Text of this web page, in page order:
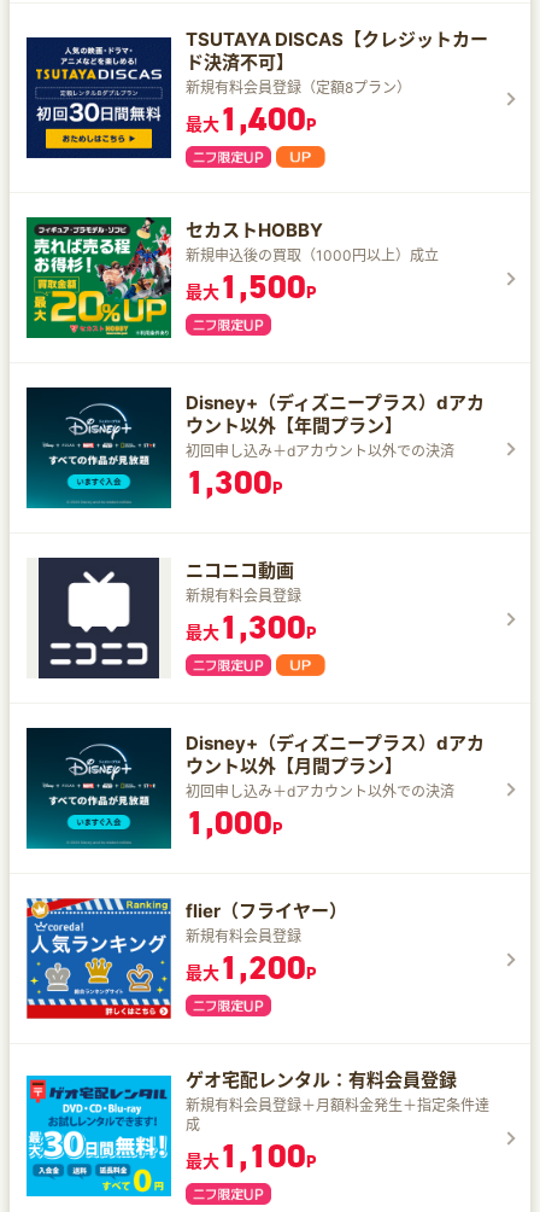
TSUTAYA DISCAS【クレジットカー
ド決済不可】
新規有料会員登録（定額8プラン）
最大1,400P
セカストHOBBY
新規申込後の買取（1000円以上）成立
最大1,500P
Disney+（ディズニープラス）dアカ
ウント以外【年間プラン】
初回申し込み＋dアカウント以外での決済
1,300P
ニコニコ動画
新規有料会員登録
最大1,300P
Disney+（ディズニープラス）dアカ
ウント以外【月間プラン】
初回申し込み＋dアカウント以外での決済
1,000P
flier（フライヤー）
新規有料会員登録
最大1,200P
ゲオ宅配レンタル：有料会員登録
新規有料会員登録＋月額料金発生＋指定条件達
成
最大1,100P